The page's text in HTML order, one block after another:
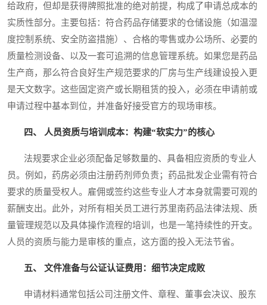
给政府，但却是获得牌照批准的绝对前提，构成了申请总成本的
实质性部分。主要包括：符合药品存储要求的仓储设施（如温湿
度控制系统、安全防盗措施）、合格的零售或办公场所、必要的
质量检测设备、以及一套可追溯的信息管理系统。如果您是药品
生产商，那么符合良好生产规范要求的厂房与生产线建设投入更
是天文数字。这些固定资产或长期租赁的投入，必须在申请前或
申请过程中基本到位，并准备好接受官方的现场审核。
四、 人员资质与培训成本：构建“软实力”的核心
法规要求企业必须配备足够数量的、具备相应资质的专业人
员。例如，药房必须由注册药剂师负责；药品批发企业需有符合
要求的质量受权人。雇佣或签约这些专业人才本身就需要可观的
薪酬支出。此外，对所有相关员工进行苏里南药品法律法规、质
量管理规范以及具体操作流程的培训，也是一笔持续性的开支。
人员的资质与能力是审核的重点，这方面的投入无法节省。
五、 文件准备与公证认证费用：细节决定成败
申请材料通常包括公司注册文件、章程、董事会决议、股东